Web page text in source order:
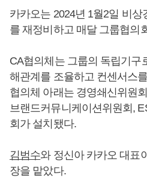
카카오는 2024년 1월2일 비
를 재정비하고 매달 그룹협의
CA협의체는 그룹의 독립기구
해관계를 조율하고 컨센서스
협의체 아래는 경영쇄신위원
브랜드커뮤니케이션위원회,
회가 설치됐다.
김범수와 정신아 카카오 대표
장을 맡았다.